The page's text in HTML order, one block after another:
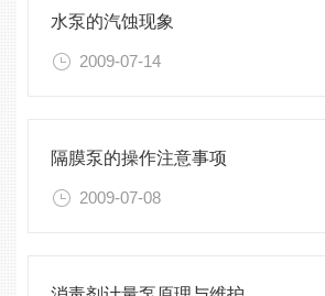
水泵的汽蚀现象
2009-07-14
隔膜泵的操作注意事项
2009-07-08